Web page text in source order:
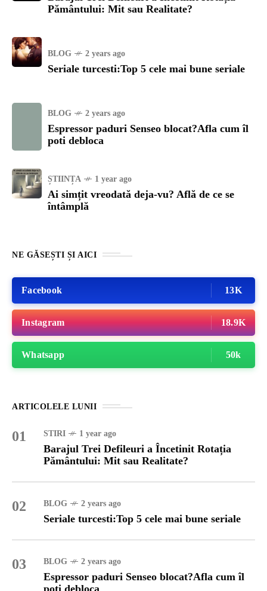
Pământului: Mit sau Realitate?
BLOG 2 years ago
Seriale turcesti:Top 5 cele mai bune seriale
BLOG 2 years ago
Espressor paduri Senseo blocat?Afla cum îl
poti debloca
ȘTIINȚA 1 year ago
Ai simțit vreodată deja-vu? Află de ce se
întâmplă
NE GĂSEȘTI ȘI AICI
Facebook 13K
Instagram 18.9K
Whatsapp 50k
ARTICOLELE LUNII
01 STIRI 1 year ago
Barajul Trei Defileuri a Încetinit Rotația
Pământului: Mit sau Realitate?
02 BLOG 2 years ago
Seriale turcesti:Top 5 cele mai bune seriale
03 BLOG 2 years ago
Espressor paduri Senseo blocat?Afla cum îl
poti debloca